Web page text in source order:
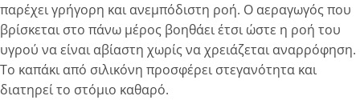
παρέχει γρήγορη και ανεμπόδιστη ροή. O αεραγωγός που
βρίσκεται στο πάνω μέρος βοηθάει έτσι ώστε η ροή του
υγρού να είναι αβίαστη χωρίς να χρειάζεται αναρρόφηση.
Το καπάκι από σιλικόνη προσφέρει στεγανότητα και
διατηρεί το στόμιο καθαρό.